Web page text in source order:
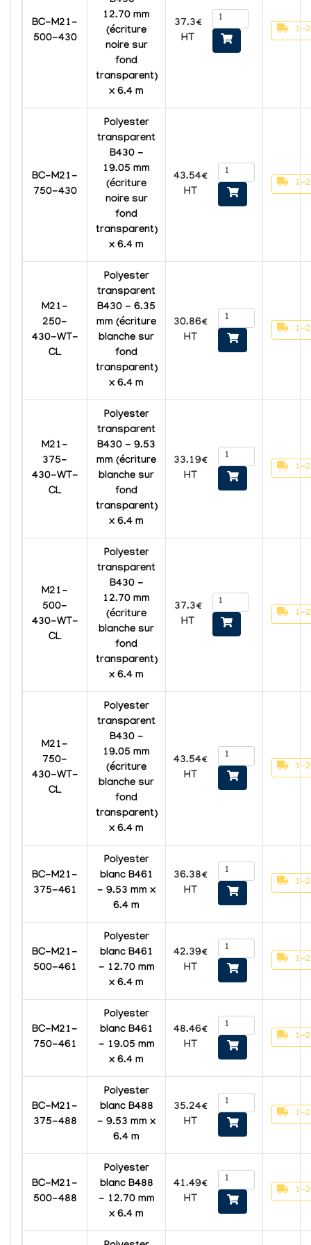
BC-M21-
500-430
12.70 mm
(écriture
noire sur
fond
transparent)
x 6.4 m
37.3€
HT
1-
BC-M21-
750-430
Polyester
transparent
B430 -
19.05 mm
(écriture
noire sur
fond
transparent)
x 6.4 m
43.54€
HT
1-
M21-
250-
430-WT-
CL
Polyester
transparent
B430 - 6.35
mm (écriture
blanche sur
fond
transparent)
x 6.4 m
30.86€
HT
1-
M21-
375-
430-WT-
CL
Polyester
transparent
B430 - 9.53
mm (écriture
blanche sur
fond
transparent)
x 6.4 m
33.19€
HT
1-
M21-
500-
430-WT-
CL
Polyester
transparent
B430 -
12.70 mm
(écriture
blanche sur
fond
transparent)
x 6.4 m
37.3€
HT
1-
M21-
750-
430-WT-
CL
Polyester
transparent
B430 -
19.05 mm
(écriture
blanche sur
fond
transparent)
x 6.4 m
43.54€
HT
1-
BC-M21-
375-461
Polyester
blanc B461
- 9.53 mm x
6.4 m
36.38€
HT
1-
BC-M21-
500-461
Polyester
blanc B461
- 12.70 mm
x 6.4 m
42.39€
HT
1-
BC-M21-
750-461
Polyester
blanc B461
- 19.05 mm
x 6.4 m
48.46€
HT
1-
BC-M21-
375-488
Polyester
blanc B488
- 9.53 mm x
6.4 m
35.24€
HT
1-
BC-M21-
500-488
Polyester
blanc B488
- 12.70 mm
x 6.4 m
41.49€
HT
1-